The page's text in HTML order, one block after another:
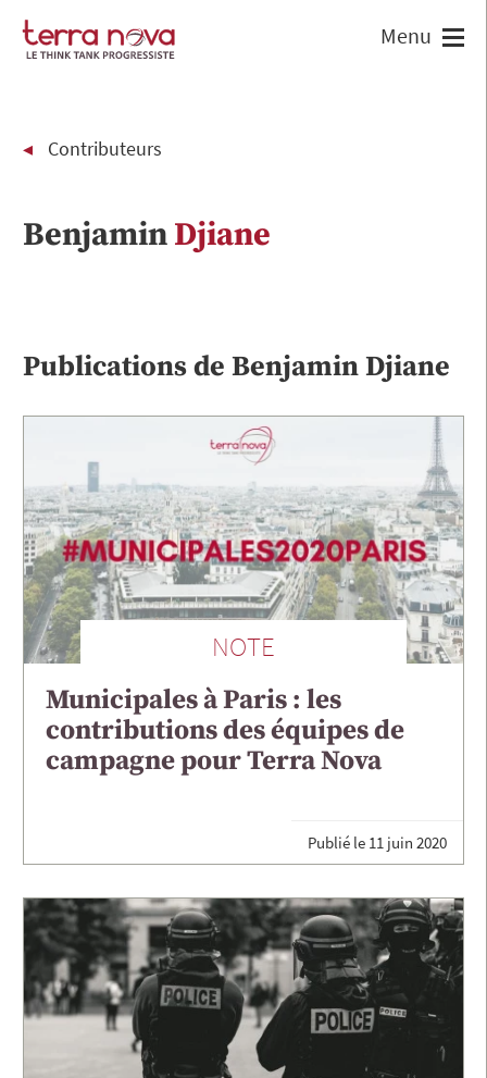
Contributeurs
BenjaminDjiane
Publications de BenjaminDjiane
NOTE
Municipales à Paris : les
contributions des équipes de
campagne pour Terra Nova
Publié le 11 juin 2020